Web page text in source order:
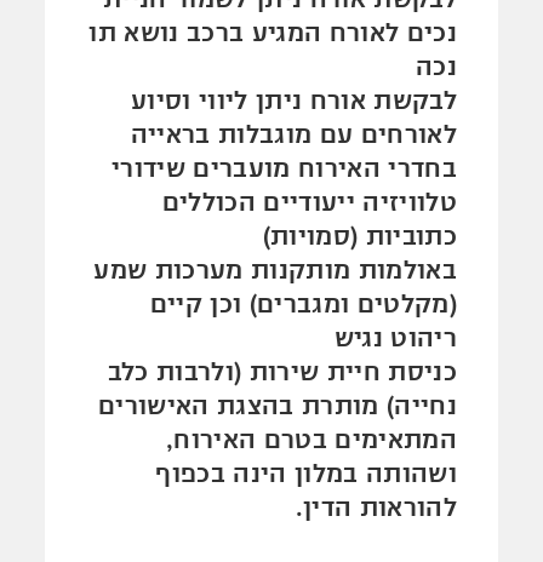
נכים לאורח המגיע ברכב נושא תו
נכה
לבקשת אורח ניתן ליווי וסיוע
לאורחים עם מוגבלות בראייה
בחדרי האירוח מועברים שידורי
טלוויזיה ייעודיים הכוללים
כתוביות (סמויות)
באולמות מותקנות מערכות שמע
(מקלטים ומגברים) וכן קיים
ריהוט נגיש
כניסת חיית שירות (ולרבות כלב
נחייה) מותרת בהצגת האישורים
המתאימים בטרם האירוח,
ושהותה במלון הינה בכפוף
להוראות הדין.